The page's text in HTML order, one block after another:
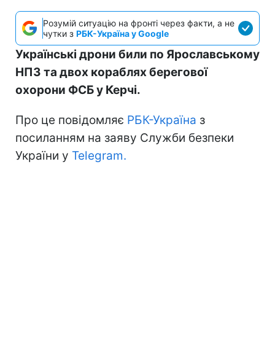
Розумій ситуацію на фронті через факти, а не
чутки з РБК-Україна у Google
Українські дрони били по Ярославському
НПЗ та двох кораблях берегової
охорони ФСБ у Керчі.
Про це повідомляє РБК-Україна з
посиланням на заяву Служби безпеки
України у Telegram.